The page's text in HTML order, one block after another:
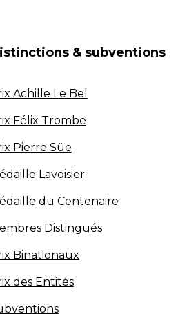
& subventions
Achille Le Bel
Félix Trombe
Pierre Süe
Lavoisier
du Centenaire
Distingués
Binationaux
des Entités